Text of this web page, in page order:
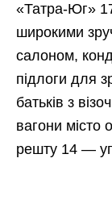
«Татра-Юг»
широкими
салоном,
підлоги для
батьків з
вагони місто
решту 14 —